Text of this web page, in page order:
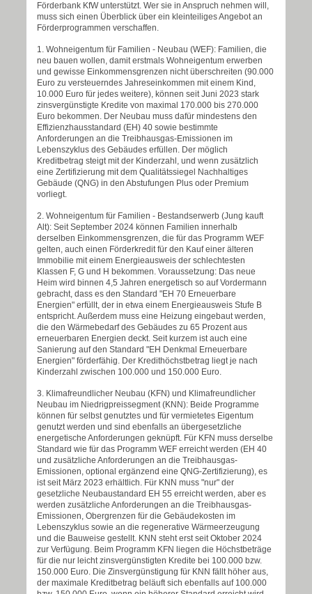
Förderbank KfW unterstützt. Wer sie in Anspruch nehmen will,
muss sich einen Überblick über ein kleinteiliges Angebot an
Förderprogrammen verschaffen.
1. Wohneigentum für Familien - Neubau (WEF): Familien, die
neu bauen wollen, damit erstmals Wohneigentum erwerben
und gewisse Einkommensgrenzen nicht überschreiten (90.000
Euro zu versteuerndes Jahreseinkommen mit einem Kind,
10.000 Euro für jedes weitere), können seit Juni 2023 stark
zinsvergünstigte Kredite von maximal 170.000 bis 270.000
Euro bekommen. Der Neubau muss dafür mindestens den
Effizienzhausstandard (EH) 40 sowie bestimmte
Anforderungen an die Treibhausgas-Emissionen im
Lebenszyklus des Gebäudes erfüllen. Der möglich
Kreditbetrag steigt mit der Kinderzahl, und wenn zusätzlich
eine Zertifizierung mit dem Qualitätssiegel Nachhaltiges
Gebäude (QNG) in den Abstufungen Plus oder Premium
vorliegt.
2. Wohneigentum für Familien - Bestandserwerb (Jung kauft
Alt): Seit September 2024 können Familien innerhalb
derselben Einkommensgrenzen, die für das Programm WEF
gelten, auch einen Förderkredit für den Kauf einer älteren
Immobilie mit einem Energieausweis der schlechtesten
Klassen F, G und H bekommen. Voraussetzung: Das neue
Heim wird binnen 4,5 Jahren energetisch so auf Vordermann
gebracht, dass es den Standard "EH 70 Erneuerbare
Energien" erfüllt, der in etwa einem Energieausweis Stufe B
entspricht. Außerdem muss eine Heizung eingebaut werden,
die den Wärmebedarf des Gebäudes zu 65 Prozent aus
erneuerbaren Energien deckt. Seit kurzem ist auch eine
Sanierung auf den Standard "EH Denkmal Erneuerbare
Energien" förderfähig. Der Kredithöchstbetrag liegt je nach
Kinderzahl zwischen 100.000 und 150.000 Euro.
3. Klimafreundlicher Neubau (KFN) und Klimafreundlicher
Neubau im Niedrigpreissegment (KNN): Beide Programme
können für selbst genutztes und für vermietetes Eigentum
genutzt werden und sind ebenfalls an übergesetzliche
energetische Anforderungen geknüpft. Für KFN muss derselbe
Standard wie für das Programm WEF erreicht werden (EH 40
und zusätzliche Anforderungen an die Treibhausgas-
Emissionen, optional ergänzend eine QNG-Zertifizierung), es
ist seit März 2023 erhältlich. Für KNN muss "nur" der
gesetzliche Neubaustandard EH 55 erreicht werden, aber es
werden zusätzliche Anforderungen an die Treibhausgas-
Emissionen, Obergrenzen für die Gebäudekosten im
Lebenszyklus sowie an die regenerative Wärmeerzeugung
und die Bauweise gestellt. KNN steht erst seit Oktober 2024
zur Verfügung. Beim Programm KFN liegen die Höchstbeträge
für die nur leicht zinsvergünstigten Kredite bei 100.000 bzw.
150.000 Euro. Die Zinsvergünstigung für KNN fällt höher aus,
der maximale Kreditbetrag beläuft sich ebenfalls auf 100.000